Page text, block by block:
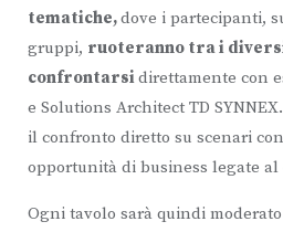
tematiche,dove i partecipanti,
gruppi, ruoteranno tra i
confrontarsidirettamente con
e Solutions Architect TD
il confronto diretto su scenari
opportunità di business legate al
Ogni tavolo sarà quindi